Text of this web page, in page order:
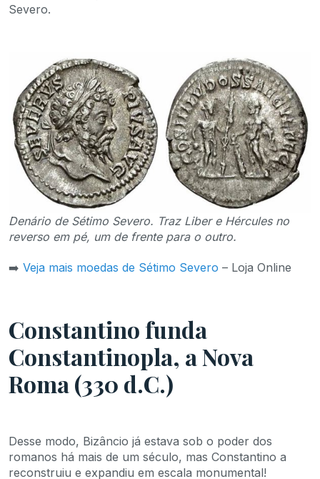
Severo.
Denário de Sétimo Severo. Traz Liber e Hércules no
reverso em pé, um de frente para o outro.
➡️ Veja mais moedas de Sétimo Severo – Loja Online
Constantino funda
Constantinopla, a Nova
Roma (330 d.C.)
Desse modo, Bizâncio já estava sob o poder dos
romanos há mais de um século, mas Constantino a
reconstruiu e expandiu em escala monumental!